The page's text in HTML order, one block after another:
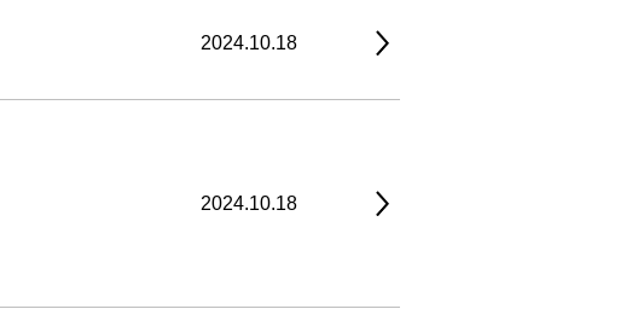
2024.10.18
2024.10.18